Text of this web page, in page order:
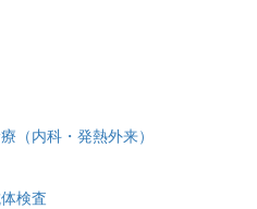
（内科・発熱外来）
検査